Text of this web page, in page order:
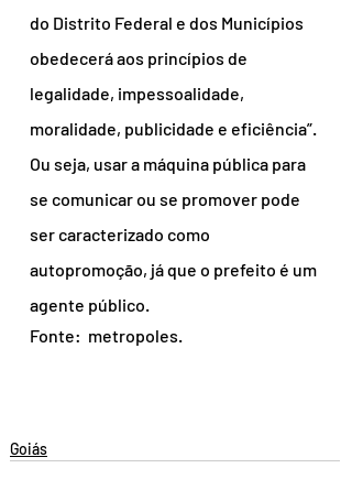
do Distrito Federal e dos Municípios
obedecerá aos princípios de
legalidade, impessoalidade,
moralidade, publicidade e eficiência”.
Ou seja, usar a máquina pública para
se comunicar ou se promover pode
ser caracterizado como
autopromoção, já que o prefeito é um
agente público.
Fonte:  metropoles.
Goiás